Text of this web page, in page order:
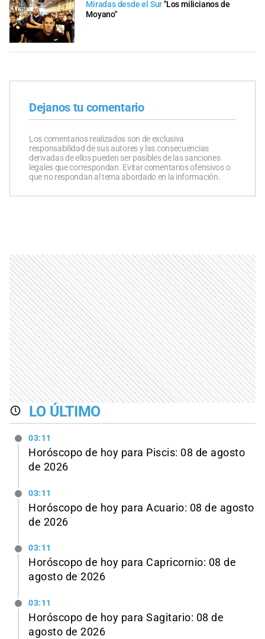
Miradas desde el Sur"Los milicianos de
Moyano"
Dejanos tu comentario
Los comentarios realizados son de exclusiva
responsabilidad de sus autores y las consecuencias
derivadas de ellos pueden ser pasibles de las sanciones
legales que correspondan. Evitar comentarios ofensivos o
que no respondan al tema abordado en la información.
LO ÚLTIMO
03:11
Horóscopo de hoy para Piscis: 08 de agosto
de 2026
03:11
Horóscopo de hoy para Acuario: 08 de agosto
de 2026
03:11
Horóscopo de hoy para Capricornio: 08 de
agosto de 2026
03:11
Horóscopo de hoy para Sagitario: 08 de
agosto de 2026